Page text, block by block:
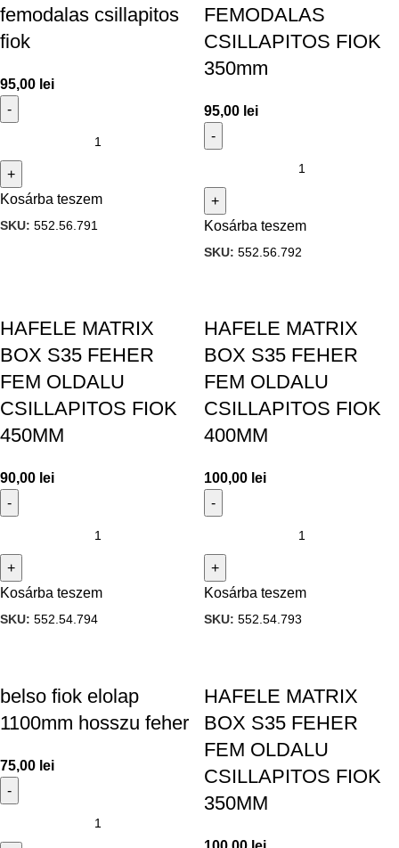
femodalas csillapitos
fiok
95,00 lei
Kosárba teszem
SKU: 552.56.791
FEMODALAS
CSILLAPITOS FIOK
350mm
95,00 lei
Kosárba teszem
SKU: 552.56.792
HAFELE MATRIX
BOX S35 FEHER
FEM OLDALU
CSILLAPITOS FIOK
450MM
90,00 lei
Kosárba teszem
SKU: 552.54.794
HAFELE MATRIX
BOX S35 FEHER
FEM OLDALU
CSILLAPITOS FIOK
400MM
100,00 lei
Kosárba teszem
SKU: 552.54.793
belso fiok elolap
1100mm hosszu feher
75,00 lei
HAFELE MATRIX
BOX S35 FEHER
FEM OLDALU
CSILLAPITOS FIOK
350MM